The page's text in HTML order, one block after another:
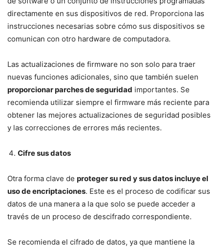
directamente en sus dispositivos de red. Proporciona las
instrucciones necesarias sobre cómo sus dispositivos se
comunican con otro hardware de computadora.
Las actualizaciones de firmware no son solo para traer
nuevas funciones adicionales, sino que también suelen
proporcionar parches de seguridad importantes. Se
recomienda utilizar siempre el firmware más reciente para
obtener las mejores actualizaciones de seguridad posibles
y las correcciones de errores más recientes.
Cifre sus datos
Otra forma clave de proteger su red y sus datos incluye el
uso de encriptaciones. Este es el proceso de codificar sus
datos de una manera a la que solo se puede acceder a
través de un proceso de descifrado correspondiente.
Se recomienda el cifrado de datos, ya que mantiene la